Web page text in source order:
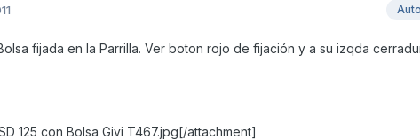
fijada en la Parrilla. Ver boton rojo de fijación y a su izqda
125 con Bolsa Givi T467.jpg[/attachment]